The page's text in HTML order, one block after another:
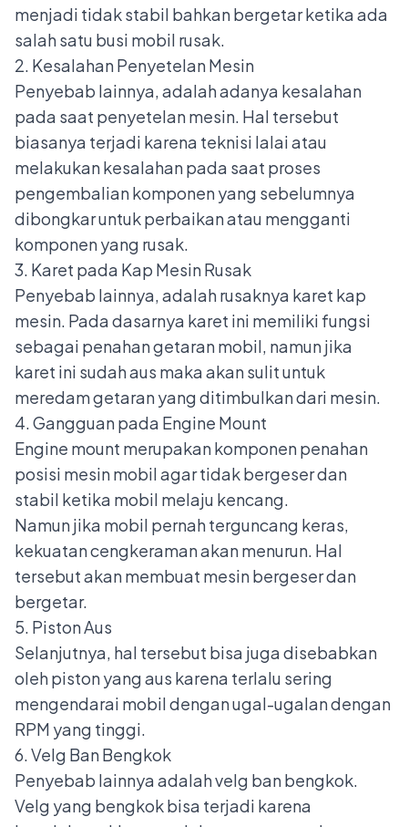
menjadi tidak stabil bahkan bergetar ketika ada
salah satu busi mobil rusak.
2. Kesalahan Penyetelan Mesin
Penyebab lainnya, adalah adanya kesalahan
pada saat penyetelan mesin. Hal tersebut
biasanya terjadi karena teknisi lalai atau
melakukan kesalahan pada saat proses
pengembalian komponen yang sebelumnya
dibongkar untuk perbaikan atau mengganti
komponen yang rusak.
3. Karet pada Kap Mesin Rusak
Penyebab lainnya, adalah rusaknya karet kap
mesin. Pada dasarnya karet ini memiliki fungsi
sebagai penahan getaran mobil, namun jika
karet ini sudah aus maka akan sulit untuk
meredam getaran yang ditimbulkan dari mesin.
4. Gangguan pada Engine Mount
Engine mount merupakan komponen penahan
posisi mesin mobil agar tidak bergeser dan
stabil ketika mobil melaju kencang.
Namun jika mobil pernah terguncang keras,
kekuatan cengkeraman akan menurun. Hal
tersebut akan membuat mesin bergeser dan
bergetar.
5. Piston Aus
Selanjutnya, hal tersebut bisa juga disebabkan
oleh piston yang aus karena terlalu sering
mengendarai mobil dengan ugal-ugalan dengan
RPM yang tinggi.
6. Velg Ban Bengkok
Penyebab lainnya adalah velg ban bengkok.
Velg yang bengkok bisa terjadi karena